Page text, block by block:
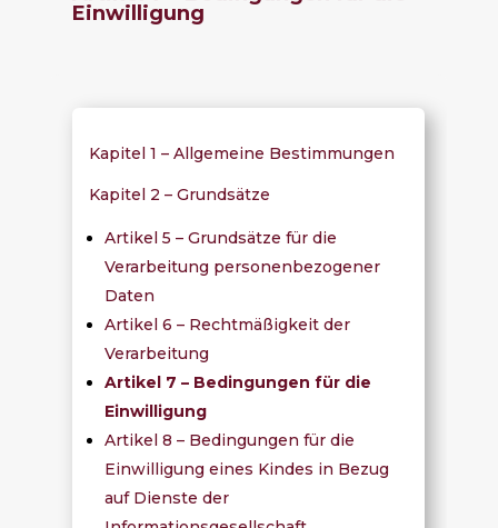
Einwilligung
Kapitel 1 – Allgemeine Bestimmungen
Kapitel 2 – Grundsätze
Artikel 5 – Grundsätze für die
Verarbeitung personenbezogener
Daten
Artikel 6 – Rechtmäßigkeit der
Verarbeitung
Artikel 7 – Bedingungen für die
Einwilligung
Artikel 8 – Bedingungen für die
Einwilligung eines Kindes in Bezug
auf Dienste der